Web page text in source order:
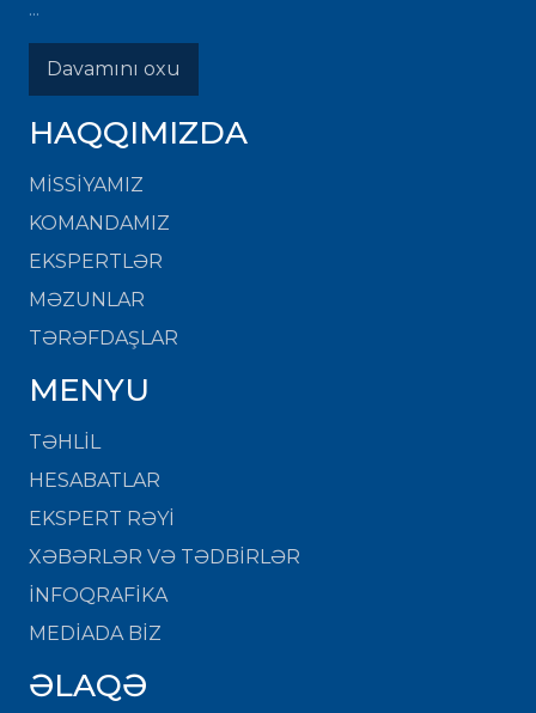
...
Davamını oxu
HAQQIMIZDA
MISSIYAMIZ
KOMANDAMIZ
EKSPERTLƏR
MƏZUNLAR
TƏRƏFDAŞLAR
MENYU
TƏHLİL
HESABATLAR
EKSPERT RƏYİ
XƏBƏRLƏR VƏ TƏDBİRLƏR
İNFOQRAFİKA
MEDİADA BİZ
ƏLAQƏ